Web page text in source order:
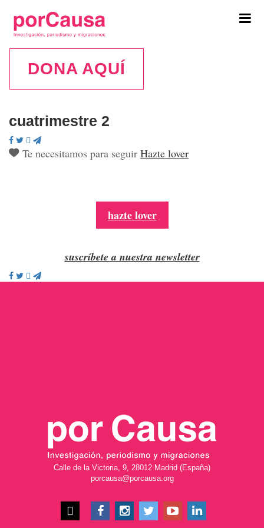
DONA AQUÍ
cuatrimestre 2
Te necesitamos para seguir Hazte lover
hazte lover
suscríbete a nuestra newsletter
Calle de la Victoria, 9, 28012 Madrid (España)
porcausa@porcausa.org